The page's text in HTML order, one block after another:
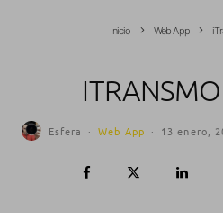
Inicio Web App
Esfera · Web App · 13 enero,